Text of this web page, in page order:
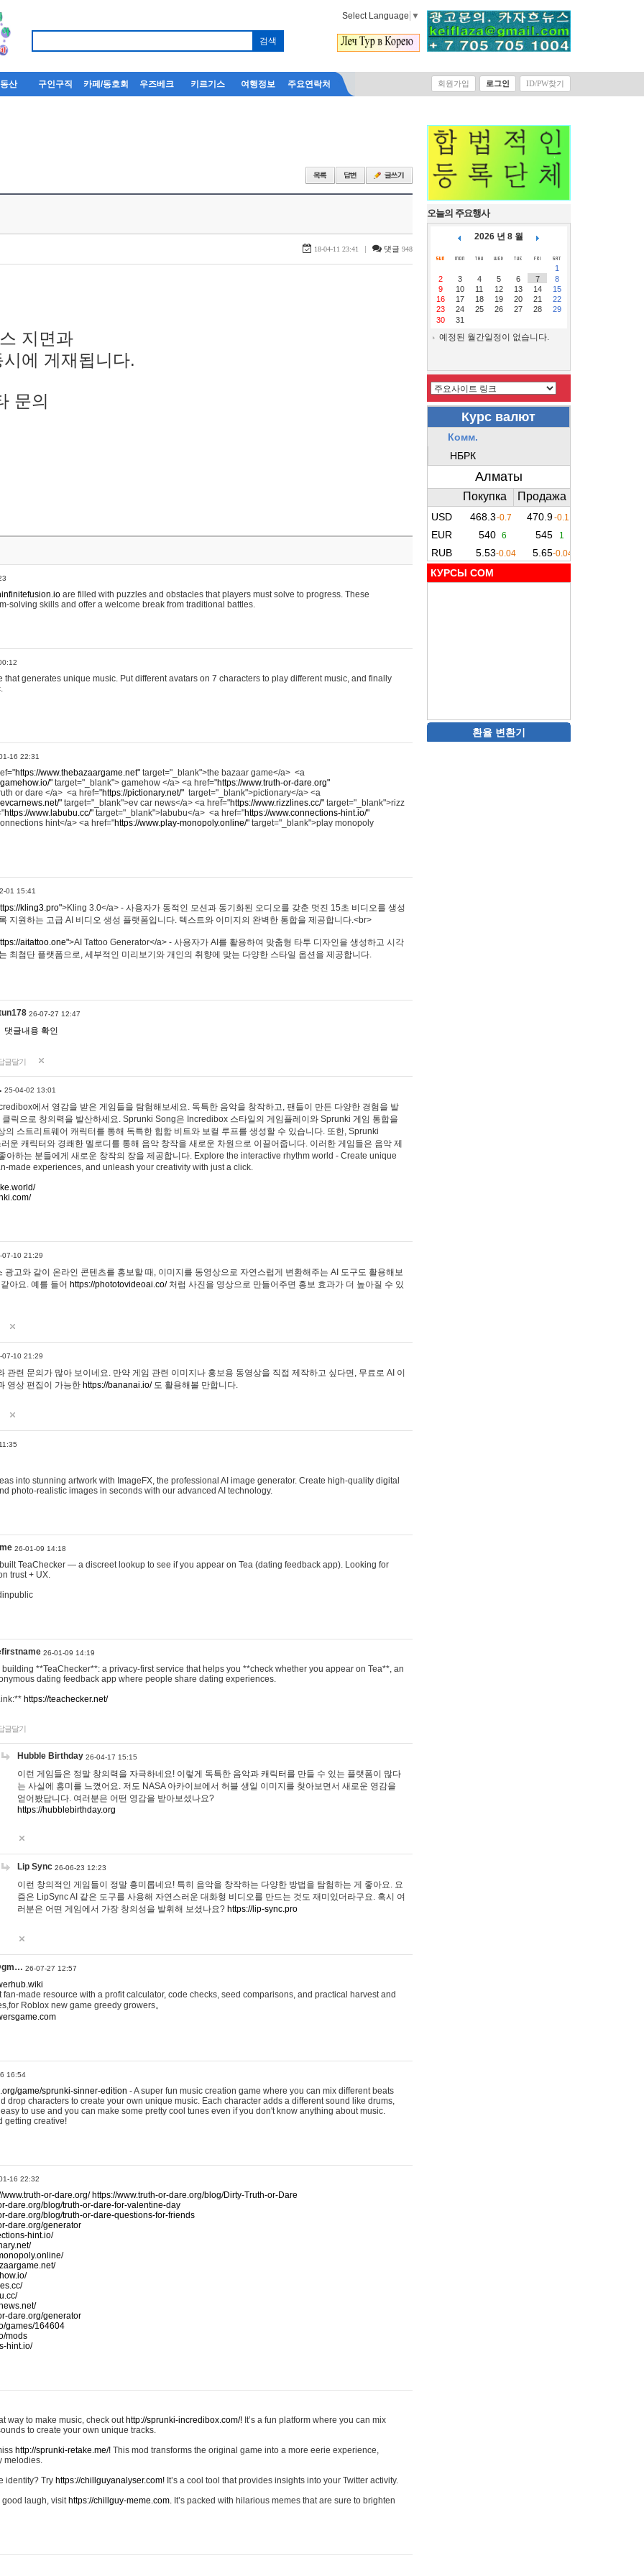
Select Language ▼
산 구인구직 카페/동호회 우즈베크 키르기스 여행정보 주요연락처 회원가입 로그인 ID/PW찾기
18-04-11 23:41 | 댓글 948
지면과
에 게재됩니다.
문의
are filled with puzzles and obstacles that players must solve to progress. These
solving skills and offer a welcome break from traditional battles.
that generates unique music. Put different avatars on 7 characters to play different music, and finally
16 22:31
https://www.thebazaargame.net" target="_blank">the bazaar game</a> <a
" target="_blank"> gamehow </a> <a href="https://www.truth-or-dare.org"
or dare </a> <a href="https://pictionary.net/" target="_blank">pictionary</a> <a
" target="_blank">ev car news</a> <a href="https://www.rizzlines.cc/" target="_blank">rizz
https://www.labubu.cc/" target="_blank">labubu</a> <a href="https://www.connections-hint.io/"
hint</a> <a href="https://www.play-monopoly.online/" target="_blank">play monopoly
01 15:41
kling3.pro">Kling 3.0</a> - 사용자가 동적인 모션과 동기화된 오디오를 갖춘 멋진 15초 비디오를 생성
지원하는 고급 AI 비디오 생성 플랫폼입니다. 텍스트와 이미지의 완벽한 통합을 제공합니다.<br>
aitattoo.one">AI Tattoo Generator</a> - 사용자가 AI를 활용하여 맞춤형 타투 디자인을 생성하고 시각
최첨단 플랫폼으로, 세부적인 미리보기와 개인의 취향에 맞는 다양한 스타일 옵션을 제공합니다.
26-07-27 12:47
댓글내용 확인
글달기
25-04-02 13:01
에서 영감을 받은 게임들을 탐험해보세요. 독특한 음악을 창작하고, 팬들이 만든 다양한 경험을 발
클릭으로 창의력을 발산하세요. Sprunki Song은 Incredibox 스타일의 게임플레이와 Sprunki 게임 통합을
의 스트리트웨어 캐릭터를 통해 독특한 힙합 비트와 보컬 루프를 생성할 수 있습니다. 또한, Sprunki
운 캐릭터와 경쾌한 멜로디를 통해 음악 창작을 새로운 차원으로 이끌어줍니다. 이러한 게임들은 음악 제
아하는 분들에게 새로운 창작의 장을 제공합니다. Explore the interactive rhythm world - Create unique
made experiences, and unleash your creativity with just a click.
07-10 21:29
광고와 같이 온라인 콘텐츠를 홍보할 때, 이미지를 동영상으로 자연스럽게 변환해주는 AI 도구도 활용해보
아요. 예를 들어 https://phototovideoai.co/처럼 사진을 영상으로 만들어주면 홍보 효과가 더 높아질 수 있
07-10 21:29
관련 문의가 많아 보이네요. 만약 게임 관련 이미지나 홍보용 동영상을 직접 제작하고 싶다면, 무료로 AI 이
영상 편집이 가능한 https://bananai.io/도 활용해볼 만합니다.
into stunning artwork with ImageFX, the professional AI image generator. Create high-quality digital
photo-realistic images in seconds with our advanced AI technology.
26-01-09 14:18
TeaChecker — a discreet lookup to see if you appear on Tea (dating feedback app). Looking for
trust + UX.
26-01-09 14:19
building **TeaChecker**: a privacy-first service that helps you **check whether you appear on Tea**, an
dating feedback app where people share dating experiences.
https://teachecker.net/
글달기
Hubble Birthday 26-04-17 15:15
이런 게임들은 정말 창의력을 자극하네요! 이렇게 독특한 음악과 캐릭터를 만들 수 있는 플랫폼이 많다
는 사실에 흥미를 느꼈어요. 저도 NASA 아카이브에서 허블 생일 이미지를 찾아보면서 새로운 영감을
얻어봤답니다. 여러분은 어떤 영감을 받아보셨나요?
https://hubblebirthday.org
Lip Sync 26-06-23 12:23
이런 창의적인 게임들이 정말 흥미롭네요! 특히 음악을 창작하는 다양한 방법을 탐험하는 게 좋아요. 요
즘은 LipSync AI 같은 도구를 사용해 자연스러운 대화형 비디오를 만드는 것도 재미있더라구요. 혹시 여
러분은 어떤 게임에서 가장 창의성을 발휘해 보셨나요? https://lip-sync.pro
26-07-27 12:57
made resource with a profit calculator, code checks, seed comparisons, and practical harvest and
Roblox new game greedy growers。
16:54
game/sprunki-sinner-edition - A super fun music creation game where you can mix different beats
drop characters to create your own unique music. Each character adds a different sound like drums,
to use and you can make some pretty cool tunes even if you don't know anything about music.
getting creative!
16 22:32
www.truth-or-dare.org/ https://www.truth-or-dare.org/blog/Dirty-Truth-or-Dare
dare.org/blog/truth-or-dare-for-valentine-day
dare.org/blog/truth-or-dare-questions-for-friends
dare.org/generator
hint.io/
dare.org/generator
games/164604
mods
hint.io/
way to make music, check out http://sprunki-incredibox.com/! It’s a fun platform where you can mix
to create your own unique tracks.
http://sprunki-retake.me/! This mod transforms the original game into a more eerie experience,
melodies.
identity? Try https://chillguyanalyser.com! It’s a cool tool that provides insights into your Twitter activity.
good laugh, visit https://chillguy-meme.com. It’s packed with hilarious memes that are sure to brighten
오늘의 주요행사
2026 년 8 월
1
2
3 4 5 6 7
8
9
10 11 12 13 14
15
16
17 18 19 20 21
22
23
24 25 26 27 28
29
30
31
예정된 월간일정이 없습니다.
КУРСЫ COM
환율 변환기